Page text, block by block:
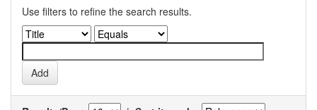
Use filters to refine the search results.